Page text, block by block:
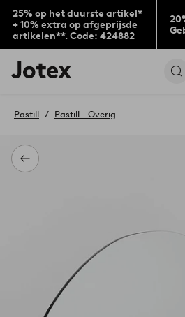
25% op het duurste artikel*
+ 10% extra op afgeprijsde
artikelen**. Code: 424882
Jotex
logo
to
home
page
Terug
Pastill Pastill - Overig